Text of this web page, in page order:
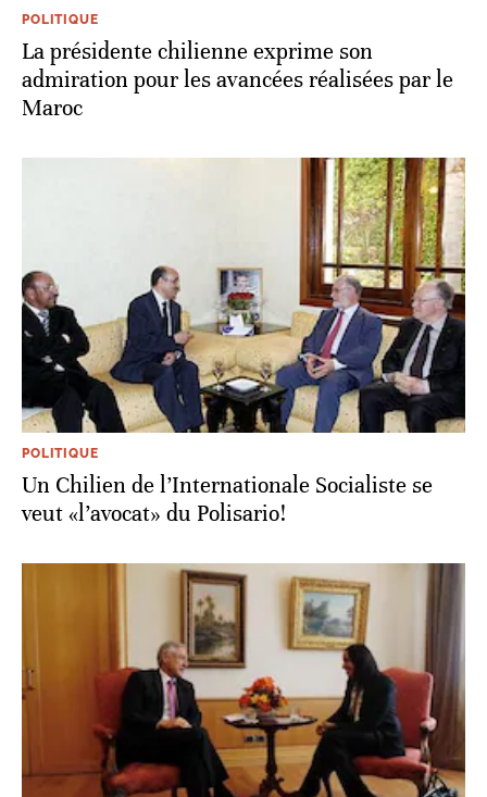
POLITIQUE
La présidente chilienne exprime son
admiration pour les avancées réalisées par le
Maroc
POLITIQUE
Un Chilien de l’Internationale Socialiste se
veut «l’avocat» du Polisario!